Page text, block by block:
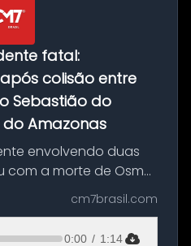
fatal:
colisão entre
Sebastião do
Amazonas
envolvendo duas
a morte de Osmar
38 anos, no município
no interior do
n...
cm7brasil.com
0:00 / 1:14